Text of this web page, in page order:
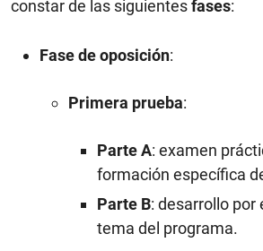
constar de las siguientesfases:
Fase de oposición:
Primera prueba:
Parte A: examen
formación específica
Parte B: desarrollo por
tema del programa.